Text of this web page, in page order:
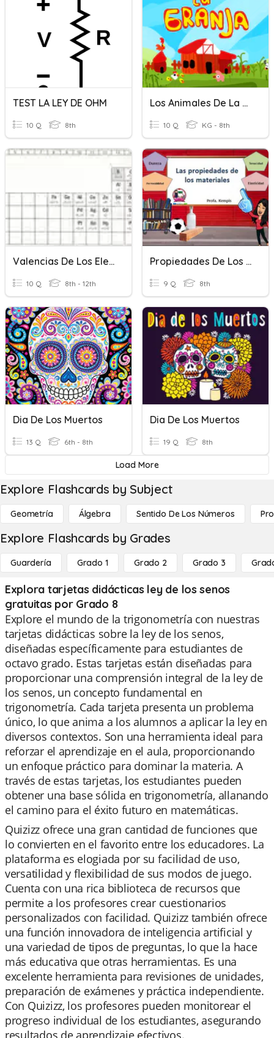
TEST LA LEY DE OHM
10 Q 8th
Los Animales De La Granja
10 Q KG - 8th
Valencias De Los Elementos
10 Q 8th - 12th
Propiedades De Los Materiales
9 Q 8th
Dia De Los Muertos
13 Q 6th - 8th
Dia De Los Muertos
19 Q 8th
Load More
Explore Flashcards by Subject
Geometría Álgebra Sentido De Los Números
Explore Flashcards by Grades
Guardería Grado 1 Grado 2 Grado 3
Explora tarjetas didácticas ley de los senos
gratuitas por Grado 8
Explore el mundo de la trigonometría con nuestras
tarjetas didácticas sobre la ley de los senos,
diseñadas específicamente para estudiantes de
octavo grado. Estas tarjetas están diseñadas para
proporcionar una comprensión integral de la ley de
los senos, un concepto fundamental en
trigonometría. Cada tarjeta presenta un problema
único, lo que anima a los alumnos a aplicar la ley en
diversos contextos. Son una herramienta ideal para
reforzar el aprendizaje en el aula, proporcionando
un enfoque práctico para dominar la materia. A
través de estas tarjetas, los estudiantes pueden
obtener una base sólida en trigonometría, allanando
el camino para el éxito futuro en matemáticas.
Quizizz ofrece una gran cantidad de funciones que
lo convierten en el favorito entre los educadores. La
plataforma es elogiada por su facilidad de uso,
versatilidad y flexibilidad de sus modos de juego.
Cuenta con una rica biblioteca de recursos que
permite a los profesores crear cuestionarios
personalizados con facilidad. Quizizz también ofrece
una función innovadora de inteligencia artificial y
una variedad de tipos de preguntas, lo que la hace
más educativa que otras herramientas. Es una
excelente herramienta para revisiones de unidades,
preparación de exámenes y práctica independiente.
Con Quizizz, los profesores pueden monitorear el
progreso individual de los estudiantes, asegurando
resultados de aprendizaje efectivos.